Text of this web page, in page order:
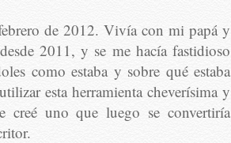
de 2012. Vivía con mi papá y
2011, y se me hacía fastidioso
como estaba y sobre qué estaba
esta herramienta cheverísima y
uno que luego se convertiría